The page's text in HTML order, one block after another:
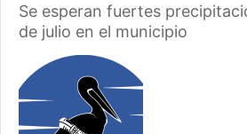
Se esperan fuertes
de julio en el municipio